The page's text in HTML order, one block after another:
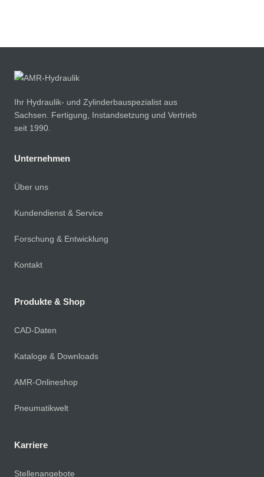
Ihr Hydraulik- und Zylinderbauspezialist aus
Sachsen. Fertigung, Instandsetzung und Vertrieb
seit 1990.
Unternehmen
Über uns
Kundendienst & Service
Forschung & Entwicklung
Kontakt
Produkte & Shop
CAD-Daten
Kataloge & Downloads
AMR-Onlineshop
Pneumatikwelt
Karriere
Stellenangebote